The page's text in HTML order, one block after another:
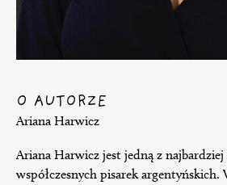
O AUTORZE
Ariana Harwicz
Ariana Harwicz jest jedną z
współczesnych pisarek